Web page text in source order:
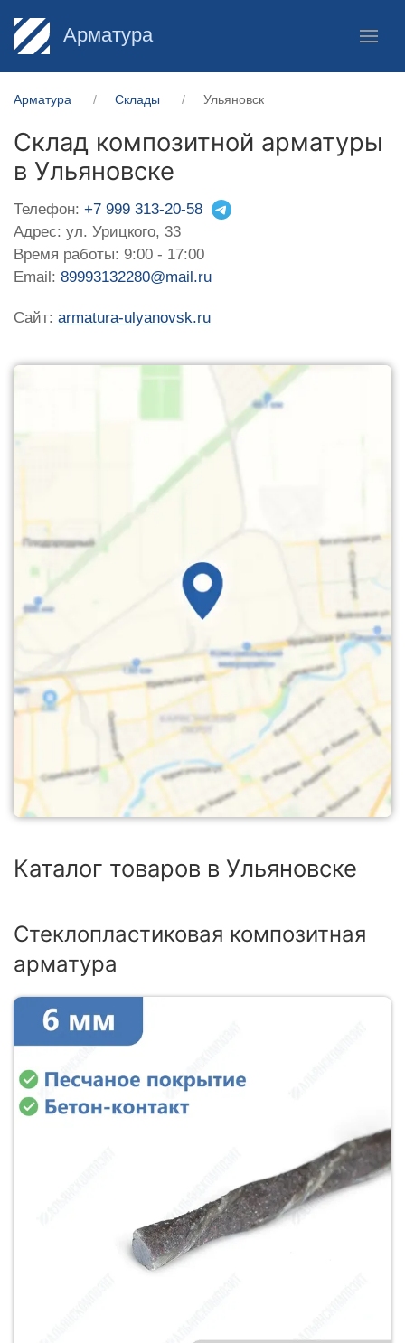
Арматура
Арматура Склады Ульяновск
Склад композитной арматуры
в Ульяновске
Телефон: +7 999 313-20-58
Адрес: ул. Урицкого, 33
Время работы: 9:00 - 17:00
Email: 89993132280@mail.ru
Сайт: armatura-ulyanovsk.ru
Каталог товаров в Ульяновске
Стеклопластиковая композитная
арматура